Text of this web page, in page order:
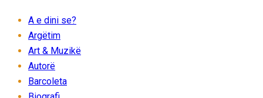
A e dini se?
Argëtim
Art & Muzikë
Autorë
Barcoleta